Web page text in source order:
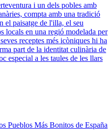
i un dels pobles amb
compta amb una tradició
el paisatge de l'illa, el seu
locals en una regió modelada per
receptes més icòniques hi ha
part de la identitat culinària de
especial a les taules de les llars
Pueblos Más Bonitos de España